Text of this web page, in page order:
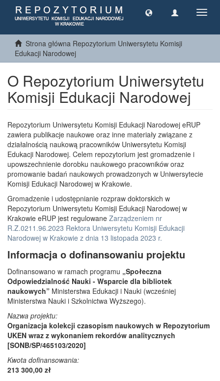
Strona główna Repozytorium Uniwersytetu Komisji
Edukacji Narodowej
O Repozytorium Uniwersytetu
Komisji Edukacji Narodowej
Repozytorium Uniwersytetu Komisji Edukacji Narodowej eRUP
zawiera publikacje naukowe oraz inne materiały związane z
działalnością naukową pracowników Uniwersytetu Komisji
Edukacji Narodowej. Celem repozytorium jest gromadzenie i
upowszechnienie dorobku naukowego pracowników oraz
promowanie badań naukowych prowadzonych w Uniwersytecie
Komisji Edukacji Narodowej w Krakowie.
Gromadzenie i udostępnianie rozpraw doktorskich w
Repozytorium Uniwersytetu Komisji Edukacji Narodowej w
Krakowie eRUP jest regulowane Zarządzeniem nr
R.Z.0211.96.2023 Rektora Uniwersytetu Komisji Edukacji
Narodowej w Krakowie z dnia 13 listopada 2023 r.
Informacja o dofinansowaniu projektu
Dofinansowano w ramach programu „Społeczna
Odpowiedzialność Nauki - Wsparcie dla bibliotek
naukowych” Ministerstwa Edukacji i Nauki (wcześniej
Ministerstwa Nauki i Szkolnictwa Wyższego).
Nazwa projektu:
Organizacja kolekcji czasopism naukowych w Repozytorium
UKEN wraz z wykonaniem rekordów analitycznych
[SONB/SP/465103/2020]
Kwota dofinansowania:
213 300,00 zł